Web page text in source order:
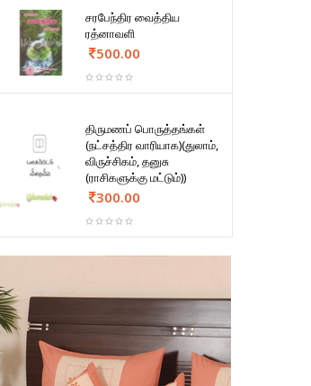
சரபேந்திர வைத்திய
ரத்னாவளி
500.00
திருமணப் பொருத்தங்கள்
(நட்சத்திர வாரியாக)(துலாம்,
விருச்சிகம், தனுசு
(ராசிகளுக்கு மட்டும்))
300.00